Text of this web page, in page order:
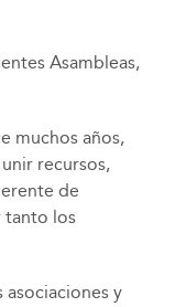
Asambleas,
muchos años,
recursos,
de
tanto los
asociaciones y